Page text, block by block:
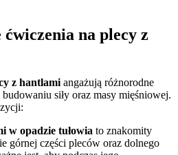
ćwiczenia na plecy z
z hantlami angażują różnorodne
siły oraz masy mięśniowej.
w opadzie tułowia to znakomity
górnej części pleców oraz dolnego